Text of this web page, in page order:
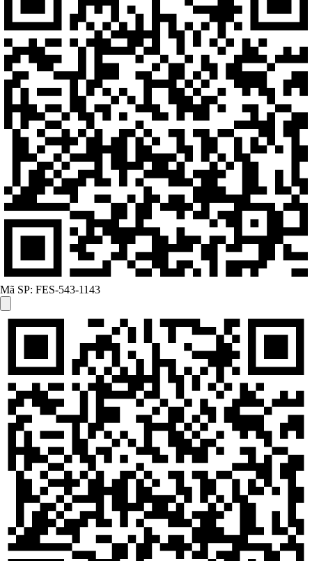
Mã SP: FES-543-1143